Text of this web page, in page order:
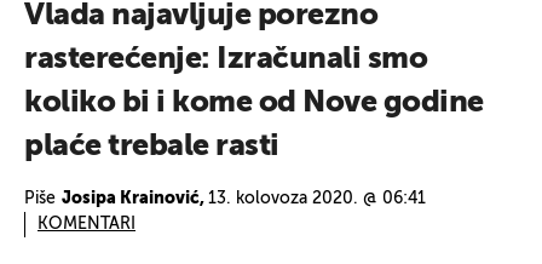
Vlada najavljuje porezno
rasterećenje: Izračunali smo
koliko bi i kome od Nove godine
plaće trebale rasti
Piše Josipa Krainović, 13. kolovoza 2020. @ 06:41
KOMENTARI